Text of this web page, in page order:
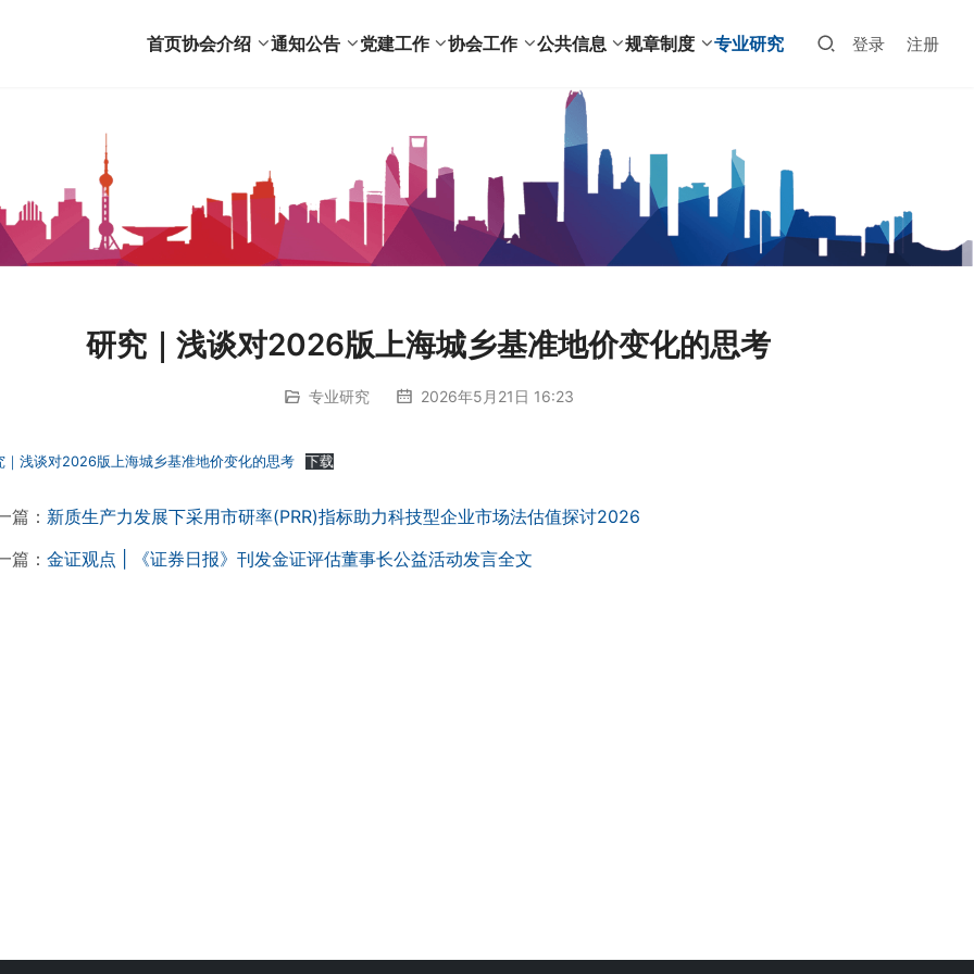
首页协会介绍 通知公告 党建工作 协会工作 公共信息 规章制度 专业研究 登录 注册
研究｜浅谈对2026版上海城乡基准地价变化的思考
专业研究 2026年5月21日 16:23
｜浅谈对2026版上海城乡基准地价变化的思考 下载
篇： 新质生产力发展下采用市研率(PRR)指标助力科技型企业市场法估值探讨2026
篇： 金证观点 | 《证券日报》刊发金证评估董事长公益活动发言全文